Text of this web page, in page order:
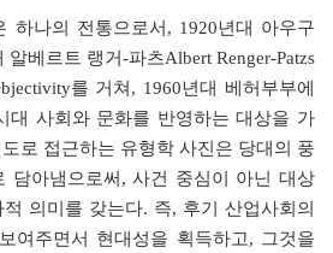
하나의 전통으로서, 1920년대 아우구
베르트 랭거-파츠Albert Renger-Patzs
를 거쳐, 1960년대 베허부부에
대 사회와 문화를 반영하는 대상을 가
로 접근하는 유형학 사진은 당대의 풍
담아냄으로써, 사건 중심이 아닌 대상
의미를 갖는다. 즉, 후기 산업사회의
여주면서 현대성을 획득하고, 그것을